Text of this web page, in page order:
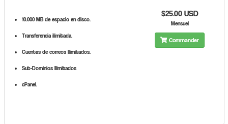
10.000 MB de espacio en disco.
Transferencia ilimitada.
Cuentas de correos Ilimitados.
Sub-Dominios Ilimitados
cPanel.
$25.00 USD
Mensuel
Commander